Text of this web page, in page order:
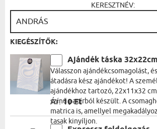
KERESZTNÉV:
KIEGÉSZÍTŐK:
Ajándék táska 32x22cm
Válasszon ajándékcsomagolást,
átadásra kész ajándékot! A
ajándékhoz tartozó, 22x11x32
színű papírból készült. A
matrica is, amellyel
tasak kinyíljon.
Ár:10 Ft